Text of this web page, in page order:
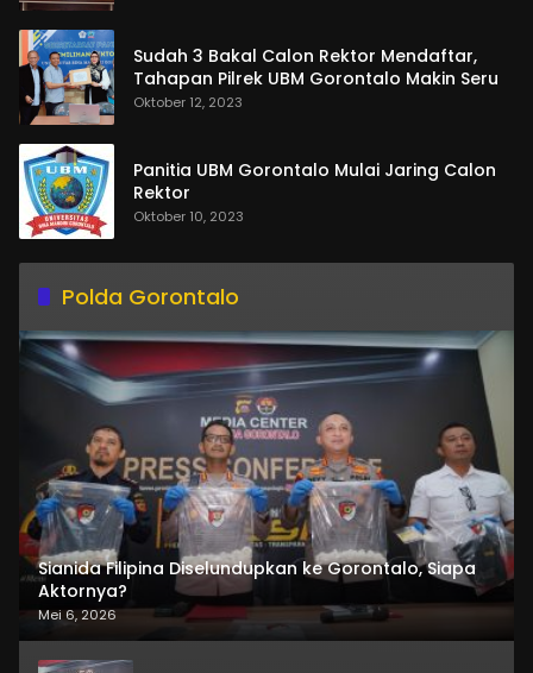
Sudah 3 Bakal Calon Rektor Mendaftar,
Tahapan Pilrek UBM Gorontalo Makin Seru
Oktober 12, 2023
Panitia UBM Gorontalo Mulai Jaring Calon
Rektor
Oktober 10, 2023
Polda Gorontalo
Sianida Filipina Diselundupkan ke Gorontalo, Siapa
Aktornya?
Mei 6, 2026